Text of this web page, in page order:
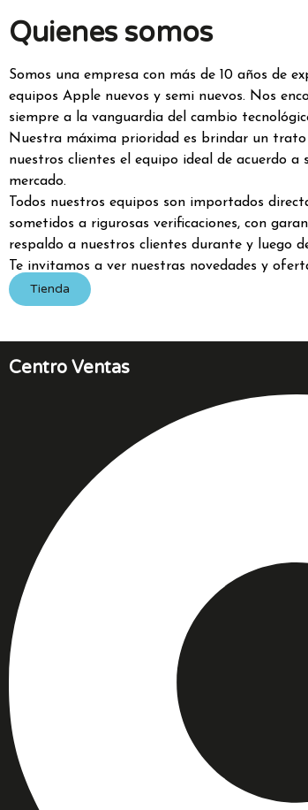
Quienes somos
Somos una empresa con más de 10 años de
equipos Apple nuevos y semi nuevos. Nos
siempre a la vanguardia del cambio
Nuestra máxima prioridad es brindar un
nuestros clientes el equipo ideal de acuerdo a
mercado.
Todos nuestros equipos son importados
sometidos a rigurosas verificaciones, con
respaldo a nuestros clientes durante y luego
Te invitamos a ver nuestras novedades y
Tienda
Centro Ventas